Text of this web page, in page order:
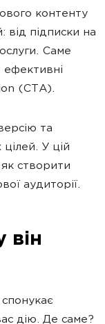
контенту
від підписки на
Саме
ефективні
(CTA).
та
У цій
створити
аудиторії.
він
дію. Де саме?